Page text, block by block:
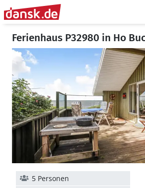
Ferienhaus P32980 in Ho
5 Personen